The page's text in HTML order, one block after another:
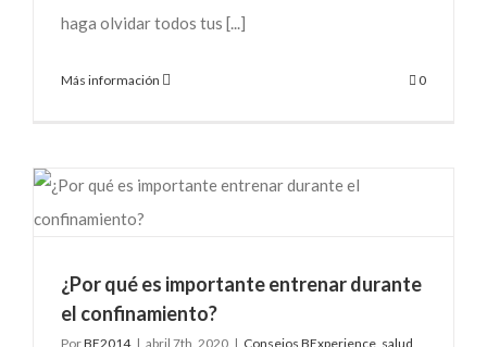
haga olvidar todos tus [...]
Más información 0
¿Por qué es importante entrenar durante
el confinamiento?
PorBE2014 | abril 7th, 2020 | Consejos BExperience salud